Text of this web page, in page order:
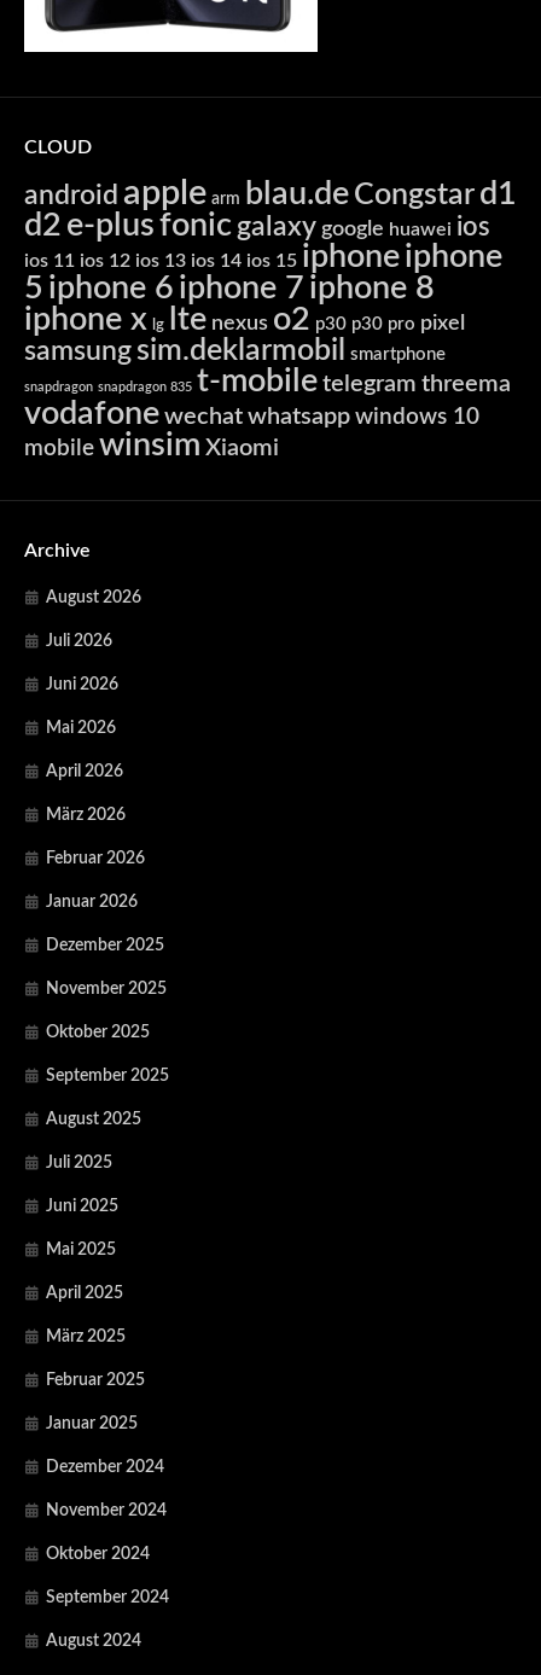
CLOUD
android apple arm blau.de Congstar d1
d2 e-plusfonic galaxy google huawei ios
ios 11 ios 12 ios 13 ios 14 ios 15 iphoneiphone
5 iphone 6 iphone 7 iphone 8
iphone x lg lte nexus o2 p30 p30 pro pixel
samsung sim.deklarmobil smartphone
snapdragon snapdragon 835 t-mobile telegram threema
vodafone wechat whatsapp windows 10
mobile winsim Xiaomi
Archive
August 2026
Juli 2026
Juni 2026
Mai 2026
April 2026
März 2026
Februar 2026
Januar 2026
Dezember 2025
November 2025
Oktober 2025
September 2025
August 2025
Juli 2025
Juni 2025
Mai 2025
April 2025
März 2025
Februar 2025
Januar 2025
Dezember 2024
November 2024
Oktober 2024
September 2024
August 2024